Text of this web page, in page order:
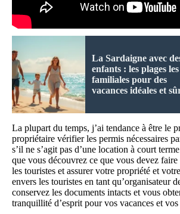
La Sardaigne avec
enfants : les plages
familiales pour des
vacances idéales et
La plupart du temps, j’ai tendance à être le
propriétaire vérifier les permis nécessaires
s’il ne s’agit pas d’une location à court
que vous découvrez ce que vous devez
les touristes et assurer votre propriété et
envers les touristes en tant qu’organisateur
conservez les documents intacts et vous
tranquillité d’esprit pour vos vacances et vos